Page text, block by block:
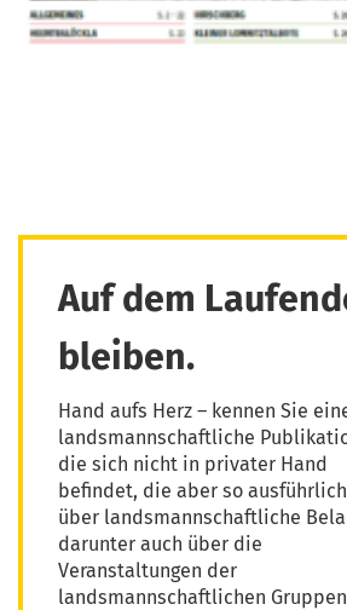
Auf dem
bleiben.
Hand aufs Herz – kennen Sie
landsmannschaftliche
die sich nicht in privater Hand
befindet, die aber so ausführlich
über landsmannschaftliche
darunter auch über die
Veranstaltungen der
landsmannschaftlichen